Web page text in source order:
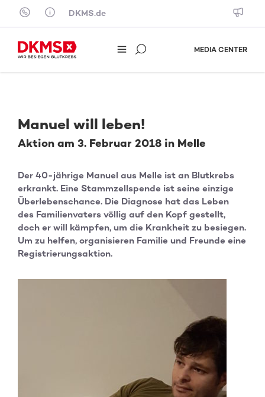
Skip to content
DKMS.de
MEDIA CENTER
Manuel will leben!
Aktion am 3. Februar 2018 in Melle
Der 40-jährige Manuel aus Melle ist an Blutkrebs
erkrankt. Eine Stammzellspende ist seine einzige
Überlebenschance. Die Diagnose hat das Leben
des Familienvaters völlig auf den Kopf gestellt,
doch er will kämpfen, um die Krankheit zu besiegen.
Um zu helfen, organisieren Familie und Freunde eine
Registrierungsaktion.